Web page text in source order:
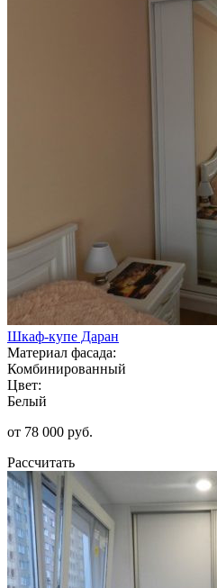
Шкаф-купе Даран
Материал фасада:
Комбинированный
Цвет:
Белый
от 78 000 руб.
Рассчитать